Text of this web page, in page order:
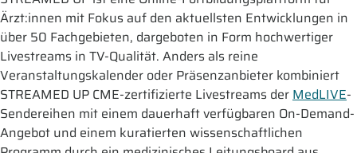
Ärzt:innen mit Fokus auf den aktuellsten Entwicklungen in
über 50 Fachgebieten, dargeboten in Form hochwertiger
Livestreams in TV-Qualität. Anders als reine
Veranstaltungskalender oder Präsenzanbieter kombiniert
STREAMED UP CME-zertifizierte Livestreams derMedLIVE-
Sendereihen mit einem dauerhaft verfügbaren On-Demand-
Angebot und einem kuratierten wissenschaftlichen